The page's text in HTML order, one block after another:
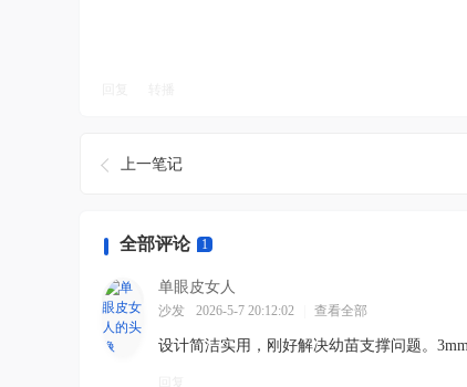
上一笔记
全部评论 1
单眼皮女人
沙发 2026-5-7 20:12:02 查看全部
设计简洁实用，刚好解决幼苗支撑问题。